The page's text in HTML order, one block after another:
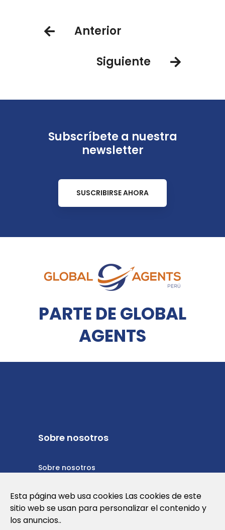
vacacionesAnterior
Siguiente
Subscríbete a nuestra
newsletter
SUSCRIBIRSE AHORA
PARTE DE GLOBAL
AGENTS
Sobre nosotros
Sobre nosotros
Política de cookies
Esta página web usa cookies Las cookies de este
sitio web se usan para personalizar el contenido y
los anuncios..